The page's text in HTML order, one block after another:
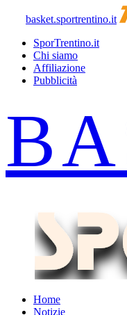
basket.sportrentino.it
SporTrentino.it
Chi siamo
Affiliazione
Pubblicità
Home
Notizie